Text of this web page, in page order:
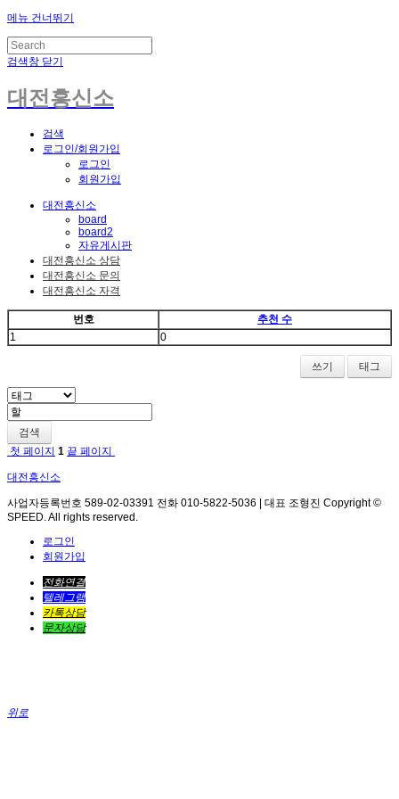
메뉴 건너뛰기
검색창 닫기
대전흥신소
검색
로그인/회원가입
로그인
회원가입
대전흥신소
board
board2
자유게시판
대전흥신소 상담
대전흥신소 문의
대전흥신소 자격
번호
추천 수
1
0
쓰기 태그
검색
첫 페이지 1 끝 페이지
대전흥신소
사업자등록번호 589-02-03391 전화 010-5822-5036 | 대표 조형진 Copyright ©
SPEED. All rights reserved.
로그인
회원가입
전화연결
텔레그램
카톡상담
문자상담
위로